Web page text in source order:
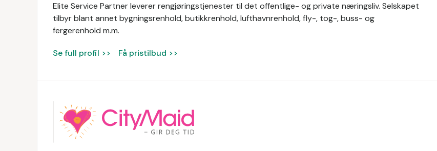
Elite Service Partner leverer rengjøringstjenester til det offentlige- og private næringsliv. Selskapet
tilbyr blant annet bygningsrenhold, butikkrenhold, lufthavnrenhold, fly-, tog-, buss- og
fergerenhold m.m.
Se full profil >> Få pristilbud >>